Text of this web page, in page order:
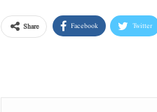
Share Facebook Twitter